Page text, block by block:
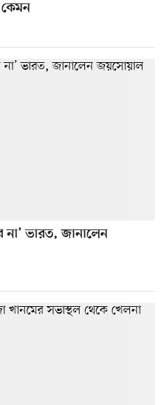
কেমন
না’ ভারত, জানালেন